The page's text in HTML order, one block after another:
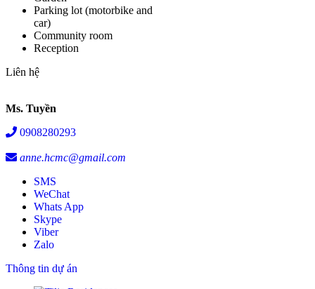
Parking lot (motorbike and
car)
Community room
Reception
Liên hệ
Ms. Tuyền
0908280293
anne.hcmc@gmail.com
SMS
WeChat
Whats App
Skype
Viber
Zalo
Thông tin dự án